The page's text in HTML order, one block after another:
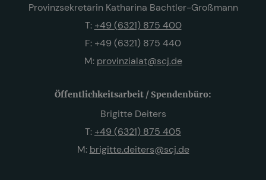
Provinzsekretärin Katharina Bachtler-Großmann
T: +49 (6321) 875 400
F: +49 (6321) 875 440
M: provinzialat@scj.de
Öffentlichkeitsarbeit / Spendenbüro:
Brigitte Deiters
T: +49 (6321) 875 405
M: brigitte.deiters@scj.de